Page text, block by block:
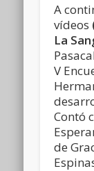
A
vídeos
La
V
Contó
de